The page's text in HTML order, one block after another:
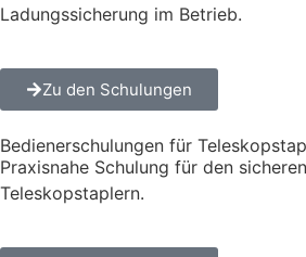
Ladungssicherung im Betrieb.
Zu den Schulungen
Bedienerschulungen für
Praxisnahe Schulung für den
Teleskopstaplern.